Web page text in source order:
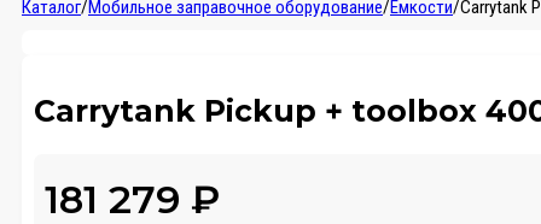
Каталог
Каталог/Мобильное заправочное оборудование/Емкости/Carrytank
Carrytank Pickup + toolbox
181 279 ₽